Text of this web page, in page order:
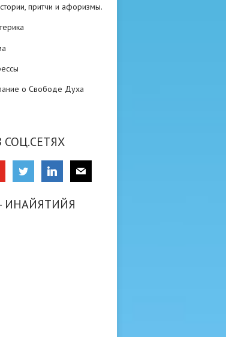
притчи и афоризмы.
о Свободе Духа
СОЦ.СЕТЯХ
— ИНАЙЯТИЙЯ